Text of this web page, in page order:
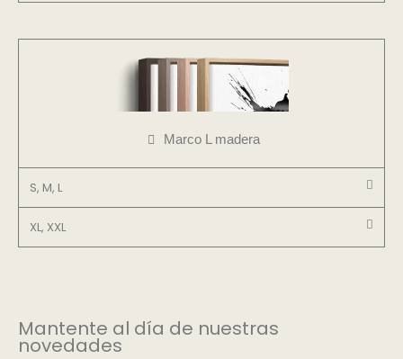
Marco L madera
S, M, L
XL, XXL
Mantente al día de nuestras
novedades